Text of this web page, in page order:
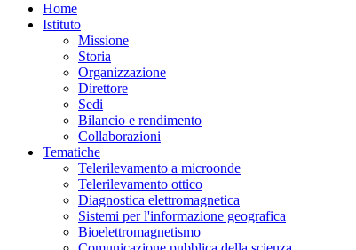
Home
Istituto
Missione
Storia
Organizzazione
Direttore
Sedi
Bilancio e rendimento
Collaborazioni
Tematiche
Telerilevamento a microonde
Telerilevamento ottico
Diagnostica elettromagnetica
Sistemi per l'informazione geografica
Bioelettromagnetismo